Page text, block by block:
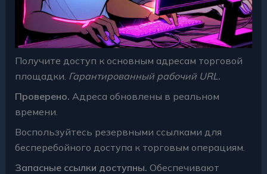
Получите доступ к основным адресам торговой
площадки. Гарантированный рабочий URL.
Проверено. Адреса обновлены в реальном
времени.
Воспользуйтесь резервными ссылками для
бесперебойного доступа к торговым операциям.
Запасные ссылки доступны. Обеспечивают